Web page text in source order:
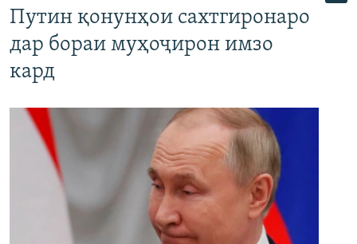
Путин қонунҳои сахтгиронаро
дар бораи муҳоҷирон имзо
кард